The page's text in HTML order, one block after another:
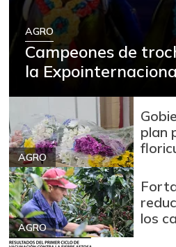
AGRO
Campeones de
la
AGRO
plan
AGRO
los